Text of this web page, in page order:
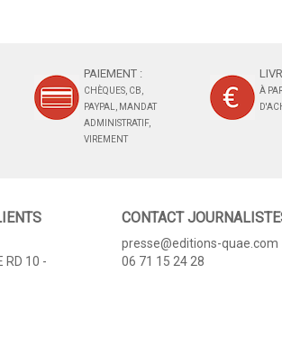
PAIEMENT :
CHÈQUES, CB,
PAYPAL, MANDAT
ADMINISTRATIF,
VIREMENT
À
RD 10 -
CONTACT
presse@editions-quae.com
06 71 15 24 28